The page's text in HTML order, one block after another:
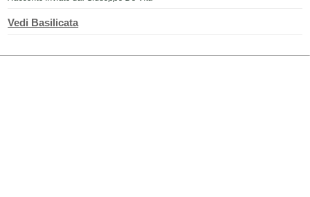
Vedi Basilicata